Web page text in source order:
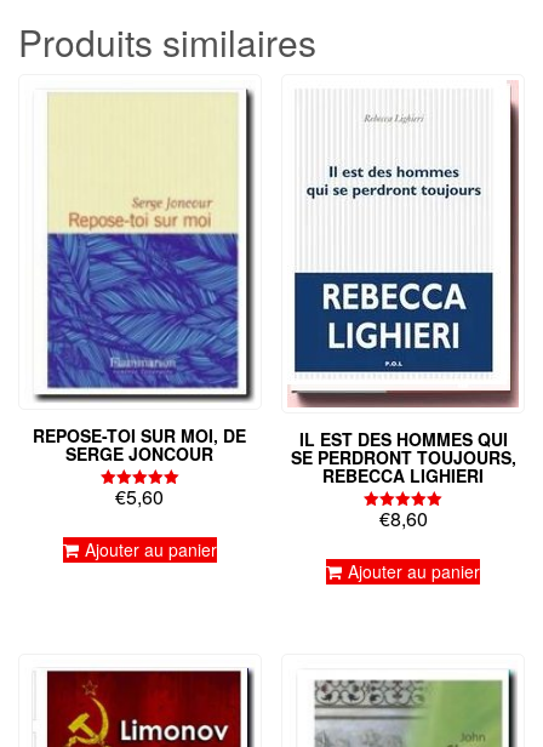
Produits similaires
REPOSE-TOI SUR MOI, DE
SERGE JONCOUR
Note
€5,60
Ajouter au panier
IL EST DES HOMMES QUI
SE PERDRONT TOUJOURS,
REBECCA LIGHIERI
Note
5.00
€8,60
Ajouter au panier